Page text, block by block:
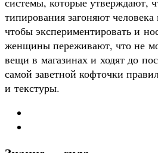
типирования загоняют
чтобы экспериментировать и
женщины переживают, что не
вещи в магазинах и ходят до
самой заветной кофточки
и текстуры.